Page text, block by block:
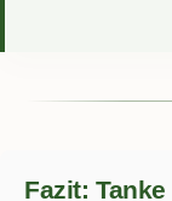
Fazit: